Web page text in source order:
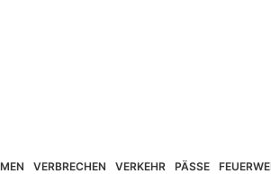
VERBRECHEN VERKEHR PÄSSE